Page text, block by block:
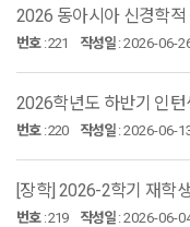
2026 동아시아 신경학
번호:221 작성일 :2026-06-
2026학년도 하반기 인턴
번호:220 작성일 :2026-06-
[장학] 2026-2학기 재학
번호:219 작성일 :2026-06-